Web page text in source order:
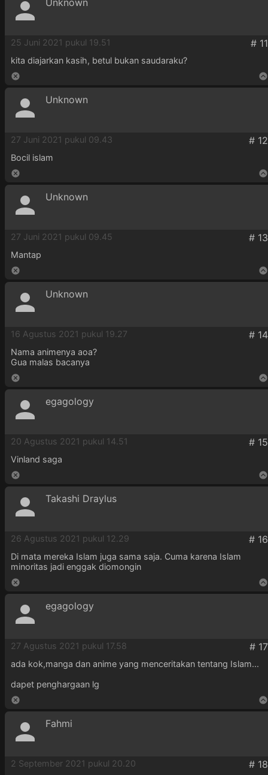
25 Juni 2021 pukul 19.51
kita diajarkan kasih, betul bukan saudaraku?
Unknown
27 Juni 2021 pukul 09.43
Bocil islam
Unknown
27 Juni 2021 pukul 09.45
Mantap
Unknown
16 Agustus 2021 pukul 19.27
Nama animenya aoa?
Gua malas bacanya
egagology
20 Agustus 2021 pukul 14.51
Vinland saga
Takashi Draylus
26 Agustus 2021 pukul 12.29
Di mata mereka Islam juga sama saja. Cuma karena Islam
minoritas jadi enggak diomongin
egagology
27 Agustus 2021 pukul 17.58
ada kok,manga dan anime yang menceritakan tentang Islam...
dapet penghargaan lg
Fahmi
2 September 2021 pukul 20.20